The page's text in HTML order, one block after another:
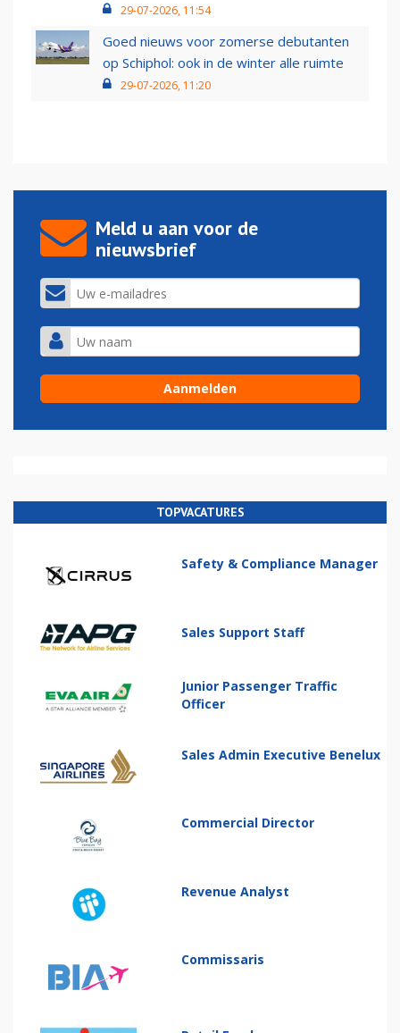
29-07-2026, 11:54
Goed nieuws voor zomerse debutanten
op Schiphol: ook in de winter alle ruimte
29-07-2026, 11:20
Meld u aan voor de
nieuwsbrief
TOPVACATURES
Safety & Compliance Manager
Sales Support Staff
Junior Passenger Traffic
Officer
Sales Admin Executive Benelux
Commercial Director
Revenue Analyst
Commissaris